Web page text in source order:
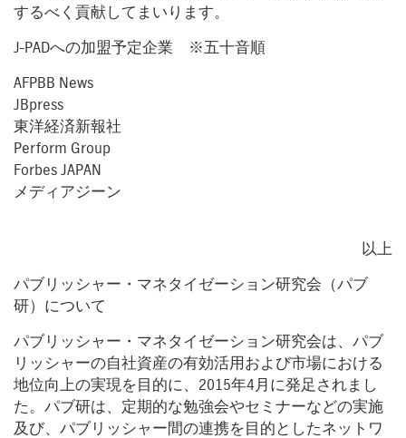
するべく貢献してまいります。
J-PADへの加盟予定企業 ※五十音順
AFPBB News
JBpress
東洋経済新報社
Perform Group
Forbes JAPAN
メディアジーン
以上
パブリッシャー・マネタイゼーション研究会（パブ
研）について
パブリッシャー・マネタイゼーション研究会は、パブ
リッシャーの自社資産の有効活用および市場における
地位向上の実現を目的に、2015年4月に発足されまし
た。パブ研は、定期的な勉強会やセミナーなどの実施
及び、パブリッシャー間の連携を目的としたネットワ